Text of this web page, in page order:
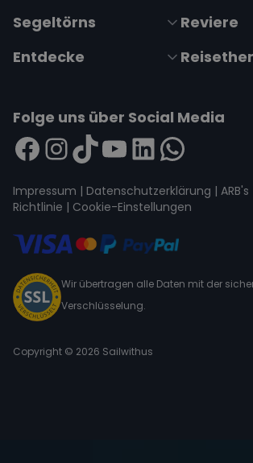
Segeltörns
Reviere
Entdecke
Folge uns über Social Media
Impressum | Datenschutzerklärung | ARB's
Richtlinie | Cookie-Einstellungen
Wir übertragen alle Daten mit der
Verschlüsselung.
Copyright © 2026 Sailwithus